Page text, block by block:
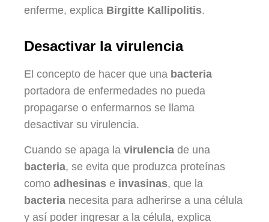
enferme, explica Birgitte Kallipolitis.
Desactivar la virulencia
El concepto de hacer que una bacteria
portadora de enfermedades no pueda
propagarse o enfermarnos se llama
desactivar su virulencia.
Cuando se apaga la virulencia de una
bacteria, se evita que produzca proteínas
como adhesinas e invasinas, que la
bacteria necesita para adherirse a una célula
y así poder ingresar a la célula, explica